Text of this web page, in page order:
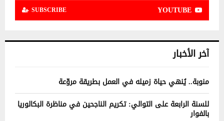
YOUTUBE
SUBSCRIBE
آخر الأخبار
منوبة.. يُنهي حياة زميله في العمل بطريقة مروّعة
للسنة الرابعة على التوالي: تكريم الناجحين في مناظرة البكالوريا
بالفوار